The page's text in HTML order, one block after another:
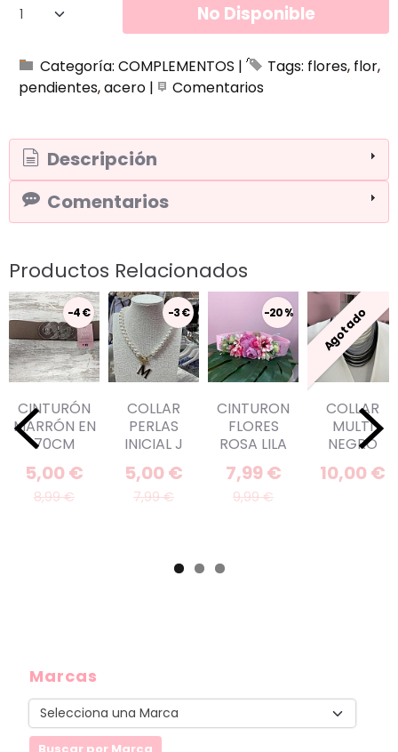
Marcas
No Disponible
Categoría: COMPLEMENTOS | Tags: flores flor
pendientes acero | Comentarios
Descripción
Comentarios
Productos Relacionados
-4 €
CINTURÓN
MARRÓN EN
70CM
5,00 €
8,99 €
-3 €
COLLAR
PERLAS
INICIAL J
5,00 €
7,99 €
-20 %
CINTURON
FLORES
ROSA LILA
7,99 €
9,99 €
Agotado
COLLAR
MULTI
NEGRO
10,00 €